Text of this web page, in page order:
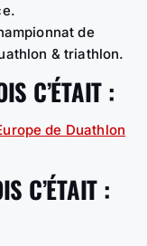
de
& triathlon.
C’ÉTAIT :
de Duathlon
C’ÉTAIT :